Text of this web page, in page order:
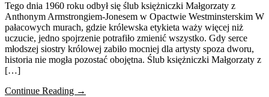
Tego dnia 1960 roku odbył się ślub księżniczki Małgorzaty z
Anthonym Armstrongiem-Jonesem w Opactwie Westminsterskim W
pałacowych murach, gdzie królewska etykieta waży więcej niż
uczucie, jedno spojrzenie potrafiło zmienić wszystko. Gdy serce
młodszej siostry królowej zabiło mocniej dla artysty spoza dworu,
historia nie mogła pozostać obojętna. Ślub księżniczki Małgorzaty z
[…]
Continue Reading →